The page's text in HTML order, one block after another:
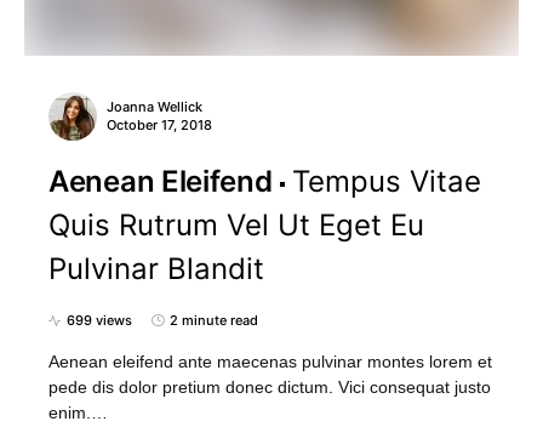
Joanna Wellick
October 17, 2018
Aenean Eleifend
Tempus Vitae
Quis Rutrum Vel Ut Eget Eu
Pulvinar Blandit
699 views 2 minute read
Aenean eleifend ante maecenas pulvinar montes lorem et
pede dis dolor pretium donec dictum. Vici consequat justo
enim.…